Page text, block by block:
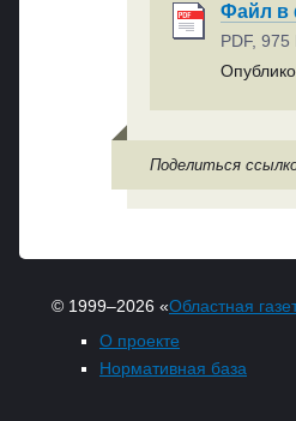
Файл в
PDF, 975
Поделиться
© 1999–2026 «Областная
О проекте
Нормативная база